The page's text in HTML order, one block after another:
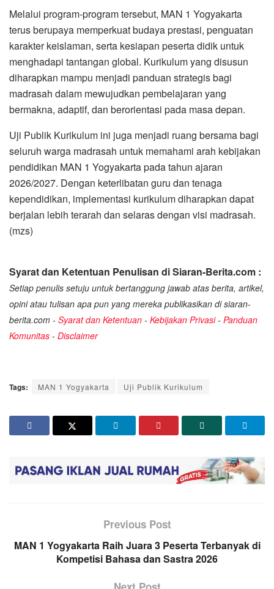
Melalui program-program tersebut, MAN 1 Yogyakarta
terus berupaya memperkuat budaya prestasi, penguatan
karakter keislaman, serta kesiapan peserta didik untuk
menghadapi tantangan global. Kurikulum yang disusun
diharapkan mampu menjadi panduan strategis bagi
madrasah dalam mewujudkan pembelajaran yang
bermakna, adaptif, dan berorientasi pada masa depan.
Uji Publik Kurikulum ini juga menjadi ruang bersama bagi
seluruh warga madrasah untuk memahami arah kebijakan
pendidikan MAN 1 Yogyakarta pada tahun ajaran
2026/2027. Dengan keterlibatan guru dan tenaga
kependidikan, implementasi kurikulum diharapkan dapat
berjalan lebih terarah dan selaras dengan visi madrasah.
(mzs)
Syarat dan Ketentuan Penulisan di Siaran-Berita.com :
Setiap penulis setuju untuk bertanggung jawab atas berita, artikel,
opini atau tulisan apa pun yang mereka publikasikan di siaran-
berita.com - Syarat dan Ketentuan - Kebijakan Privasi- Panduan
Komunitas - Disclaimer
Tags: MAN 1 Yogyakarta Uji Publik Kurikulum
Previous Post
MAN 1 Yogyakarta Raih Juara 3 Peserta Terbanyak di
Kompetisi Bahasa dan Sastra 2026